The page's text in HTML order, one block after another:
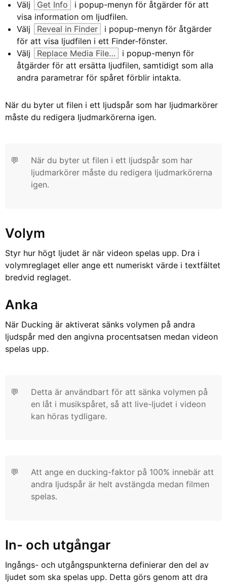
Välj
Get Info
i popup-menyn för åtgärder för att
visa information om ljudfilen.
Välj
Reveal in Finder
i popup-menyn för åtgärder
för att visa ljudfilen i ett Finder-fönster.
Välj
Replace Media File…
i popup-menyn för
åtgärder för att ersätta ljudfilen, samtidigt som alla
andra parametrar för spåret förblir intakta.
När du byter ut filen i ett ljudspår som har ljudmarkörer
måste du redigera ljudmarkörerna igen.
💬
När du byter ut filen i ett ljudspår som har
ljudmarkörer måste du redigera ljudmarkörerna
igen.
Volym
Styr hur högt ljudet är när videon spelas upp. Dra i
volymreglaget eller ange ett numeriskt värde i textfältet
bredvid reglaget.
Anka
När Ducking är aktiverat sänks volymen på andra
ljudspår med den angivna procentsatsen medan videon
spelas upp.
💬
Detta är användbart för att sänka volymen på
en låt i musikspåret, så att live-ljudet i videon
kan höras tydligare.
💬
Att ange en ducking-faktor på 100% innebär att
andra ljudspår är helt avstängda medan filmen
spelas.
In- och utgångar
Ingångs- och utgångspunkterna definierar den del av
ljudet som ska spelas upp. Detta görs genom att dra